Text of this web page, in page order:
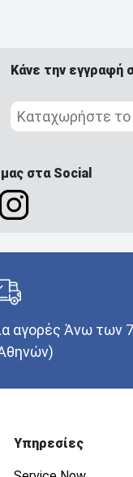
Κάνε την εγγραφή
στα Social
αγορές Άνω των
Υπηρεσίες